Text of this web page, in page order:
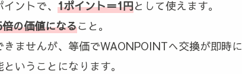
ントで、 1ポイント＝1円として使えます。
の価値になること。
ませんが、等価でWAONPOINTへ交換が即時に
いうことになります。